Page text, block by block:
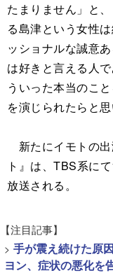
たまりません」と
る島津という女性
ッショナルな誠意
は好きと言える人
ういった本当のこ
を演じられたらと
新たにイモトの
ト』は、TBS系に
放送される。
【注目記事】
> 手が震え続けた原
ヨン、症状の悪化を